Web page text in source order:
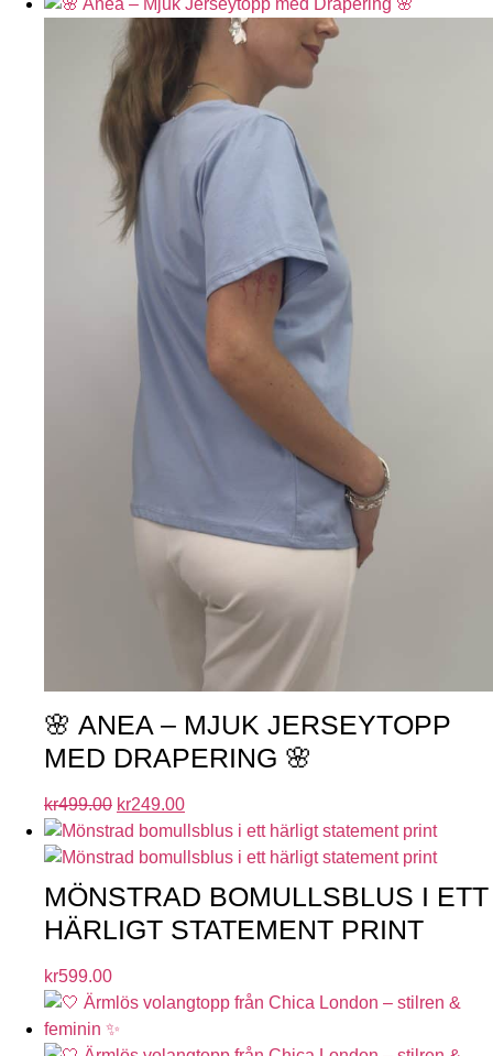
🌸 ANEA – MJUK JERSEYTOPP
MED DRAPERING 🌸
kr499.00 kr249.00
MÖNSTRAD BOMULLSBLUS I ETT
HÄRLIGT STATEMENT PRINT
kr599.00